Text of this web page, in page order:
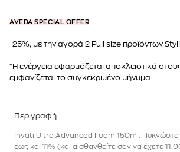
AVEDA SPECIAL OFFER
-25%, με την αγορά 2 Full size προϊόντων
*Η ενέργεια εφαρμόζεται αποκλειστικά
εμφανίζεται το συγκεκριμένο μήνυμα
Περιγραφή
Invati Ultra Advanced Foam 150ml. Πυκνώστε
έως και 11% (και αισθανθείτε σαν να έχετε